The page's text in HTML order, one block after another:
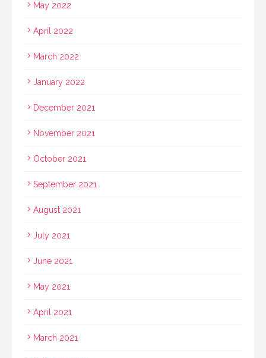
May 2022
April 2022
March 2022
January 2022
December 2021
November 2021
October 2021
September 2021
August 2021
July 2021
June 2021
May 2021
April 2021
March 2021